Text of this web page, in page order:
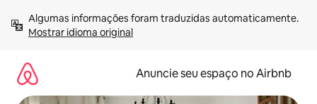
para
Mostrar idioma original
Anuncie seu espaço no Airbnb